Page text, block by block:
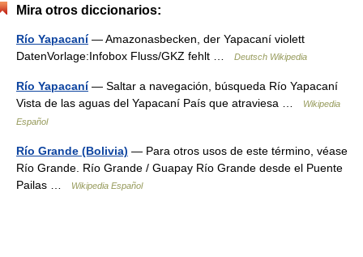
Mira otros diccionarios:
Río Yapacaní— Amazonasbecken, der Yapacaní violett
DatenVorlage:Infobox Fluss/GKZ fehlt …
Deutsch Wikipedia
Río Yapacaní— Saltar a navegación, búsqueda Río Yapacaní
Vista de las aguas del Yapacaní País que atraviesa …
Wikipedia
Español
Río Grande (Bolivia) — Para otros usos de este término, véase
Río Grande. Río Grande / Guapay Río Grande desde el Puente
Pailas …
Wikipedia Español